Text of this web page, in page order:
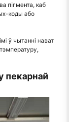
пігмента, каб
коды або
ў чытанні нават
пекарнай